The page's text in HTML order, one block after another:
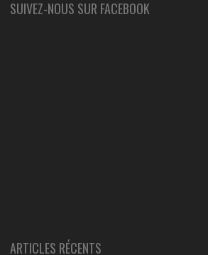
SUIVEZ-NOUS SUR FACEBOOK
ARTICLES RÉCENTS